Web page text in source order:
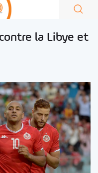
la Libye et